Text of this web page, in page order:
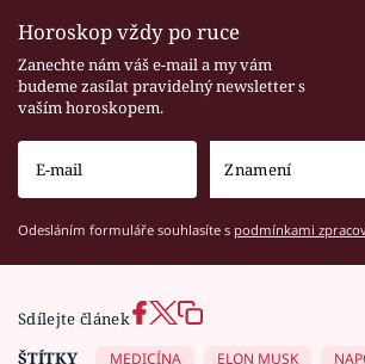
Horoskop vždy po ruce
Zanechte nám váš e-mail a my vám
budeme zasílat pravidelný newsletter s
vaším horoskopem.
Odesláním formuláře souhlasíte s podmínkami
Sdílejte článek
ŠTÍTKY
MEDICÍNA ELON MUSK